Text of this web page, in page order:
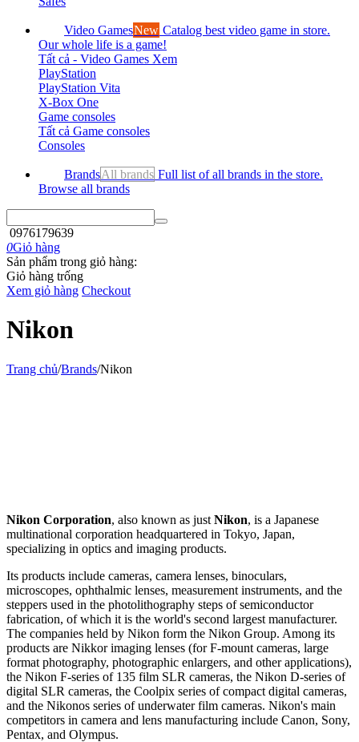
Video GamesNew Catalog best video game in store.
Our whole life is a game!
Tất cả - Video Games Xem
PlayStation
PlayStation Vita
X-Box One
Game consoles
Tất cả Game consoles
Consoles
BrandsAll brands Full list of all brands in the store.
Browse all brands
0976179639
0Giỏ hàng
Sản phẩm trong giỏ hàng:
Giỏ hàng trống
Xem giỏ hàng Checkout
Nikon
Trang chủ/Brands/Nikon
Nikon Corporation, also known as just Nikon, is a Japanese
multinational corporation headquartered in Tokyo, Japan,
specializing in optics and imaging products.
Its products include cameras, camera lenses, binoculars,
microscopes, ophthalmic lenses, measurement instruments, and the
steppers used in the photolithography steps of semiconductor
fabrication, of which it is the world's second largest manufacturer.
The companies held by Nikon form the Nikon Group. Among its
products are Nikkor imaging lenses (for F-mount cameras, large
format photography, photographic enlargers, and other applications),
the Nikon F-series of 135 film SLR cameras, the Nikon D-series of
digital SLR cameras, the Coolpix series of compact digital cameras,
and the Nikonos series of underwater film cameras. Nikon's main
competitors in camera and lens manufacturing include Canon, Sony,
Pentax, and Olympus.